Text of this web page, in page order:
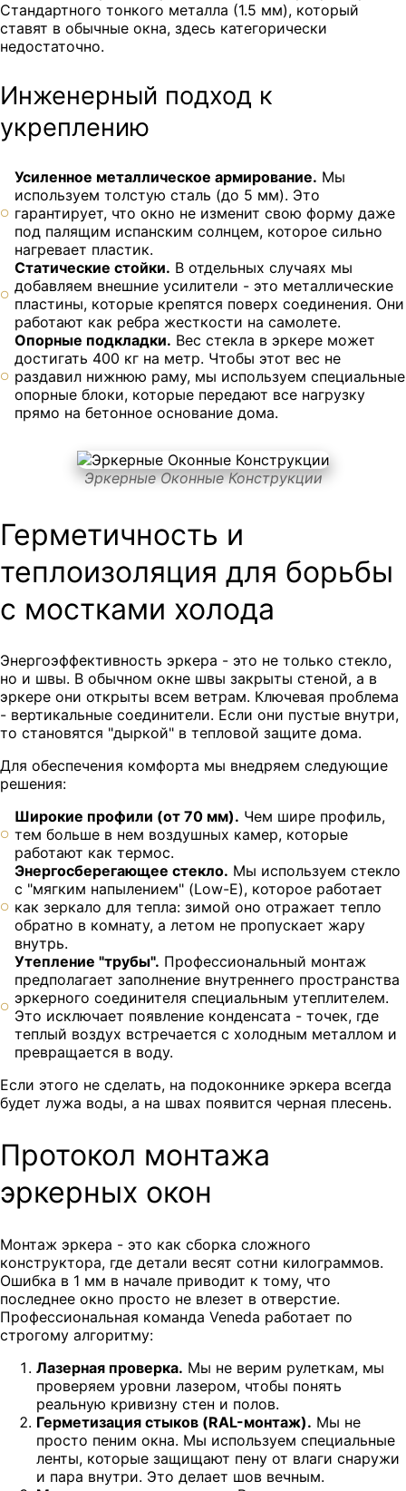
Стандартного тонкого металла (1.5 мм), который
ставят в обычные окна, здесь категорически
недостаточно.
Инженерный подход к
укреплению
Усиленное металлическое армирование. Мы
используем толстую сталь (до 5 мм). Это
гарантирует, что окно не изменит свою форму даже
под палящим испанским солнцем, которое сильно
нагревает пластик.
Статические стойки. В отдельных случаях мы
добавляем внешние усилители - это металлические
пластины, которые крепятся поверх соединения. Они
работают как ребра жесткости на самолете.
Опорные подкладки. Вес стекла в эркере может
достигать 400 кг на метр. Чтобы этот вес не
раздавил нижнюю раму, мы используем специальные
опорные блоки, которые передают все нагрузку
прямо на бетонное основание дома.
Эркерные Оконные Конструкции
Герметичность и
теплоизоляция для борьбы
с мостками холода
Энергоэффективность эркера - это не только стекло,
но и швы. В обычном окне швы закрыты стеной, а в
эркере они открыты всем ветрам. Ключевая проблема
- вертикальные соединители. Если они пустые внутри,
то становятся "дыркой" в тепловой защите дома.
Для обеспечения комфорта мы внедряем следующие
решения:
Широкие профили (от 70 мм). Чем шире профиль,
тем больше в нем воздушных камер, которые
работают как термос.
Энергосберегающее стекло. Мы используем стекло
с "мягким напылением" (Low-E), которое работает
как зеркало для тепла: зимой оно отражает тепло
обратно в комнату, а летом не пропускает жару
внутрь.
Утепление "трубы". Профессиональный монтаж
предполагает заполнение внутреннего пространства
эркерного соединителя специальным утеплителем.
Это исключает появление конденсата - точек, где
теплый воздух встречается с холодным металлом и
превращается в воду.
Если этого не сделать, на подоконнике эркера всегда
будет лужа воды, а на швах появится черная плесень.
Протокол монтажа
эркерных окон
Монтаж эркера - это как сборка сложного
конструктора, где детали весят сотни килограммов.
Ошибка в 1 мм в начале приводит к тому, что
последнее окно просто не влезет в отверстие.
Профессиональная команда Veneda работает по
строгому алгоритму:
Лазерная проверка. Мы не верим рулеткам, мы
проверяем уровни лазером, чтобы понять
реальную кривизну стен и полов.
Герметизация стыков (RAL-монтаж). Мы не
просто пеним окна. Мы используем специальные
ленты, которые защищают пену от влаги снаружи
и пара внутри. Это делает шов вечным.